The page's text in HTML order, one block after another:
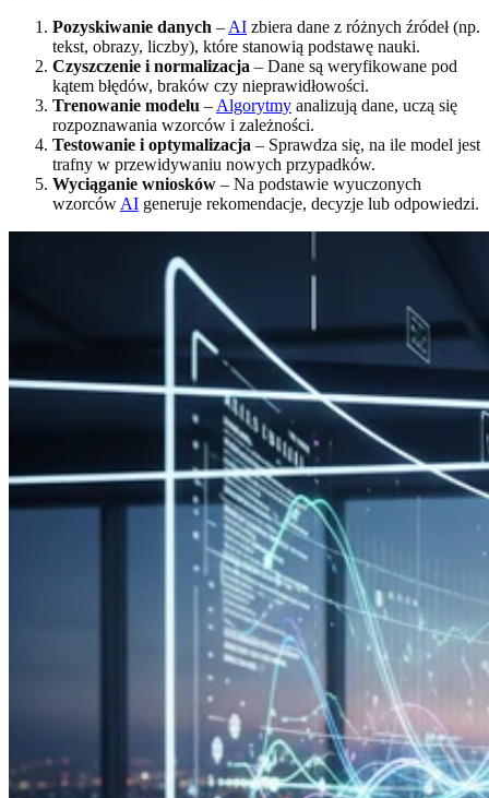
Pozyskiwanie danych – AI zbiera dane z różnych źródeł (np.
tekst, obrazy, liczby), które stanowią podstawę nauki.
Czyszczenie i normalizacja – Dane są weryfikowane pod
kątem błędów, braków czy nieprawidłowości.
Trenowanie modelu – Algorytmy analizują dane, uczą się
rozpoznawania wzorców i zależności.
Testowanie i optymalizacja – Sprawdza się, na ile model jest
trafny w przewidywaniu nowych przypadków.
Wyciąganie wniosków – Na podstawie wyuczonych
wzorców AI generuje rekomendacje, decyzje lub odpowiedzi.